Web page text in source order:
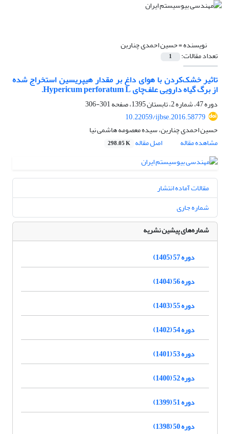
نویسنده =حسین احمدی چناربن
تعداد مقالات: 1
تاثیر خشک‌کردن با هوای داغ بر مقدار هیپریسین استخراج شده
از برگ گیاه دارویی علف‌چای Hypericum perforatum L.
دوره 47، شماره 2، تابستان 1395، صفحه
301-306
10.22059/ijbse.2016.58779
حسین احمدی چناربن، سیده معصومه هاشمی نیا
مشاهده مقاله
اصل مقاله 298.05 K
مقالات آماده انتشار
شماره جاری
شماره‌های پیشین نشریه
دوره 57 (1405)
دوره 56 (1404)
دوره 55 (1403)
دوره 54 (1402)
دوره 53 (1401)
دوره 52 (1400)
دوره 51 (1399)
دوره 50 (1398)